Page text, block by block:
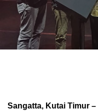
Sangatta, Kutai Timur –